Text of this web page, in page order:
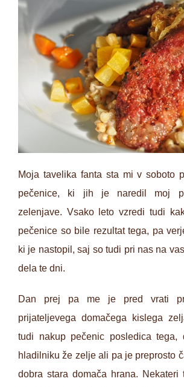
Moja tavelika fanta sta mi v soboto
pečenice, ki jih je naredil moj
zelenjave. Vsako leto vzredi tudi
pečenice so bile rezultat tega, pa
ki je nastopil, saj so tudi pri nas na
dela te dni.
Dan prej pa me je pred vrati
prijateljevega domačega kislega
tudi nakup pečenic posledica
hladilniku že zelje ali pa je preprosto
dobra stara domača hrana. Nekateri